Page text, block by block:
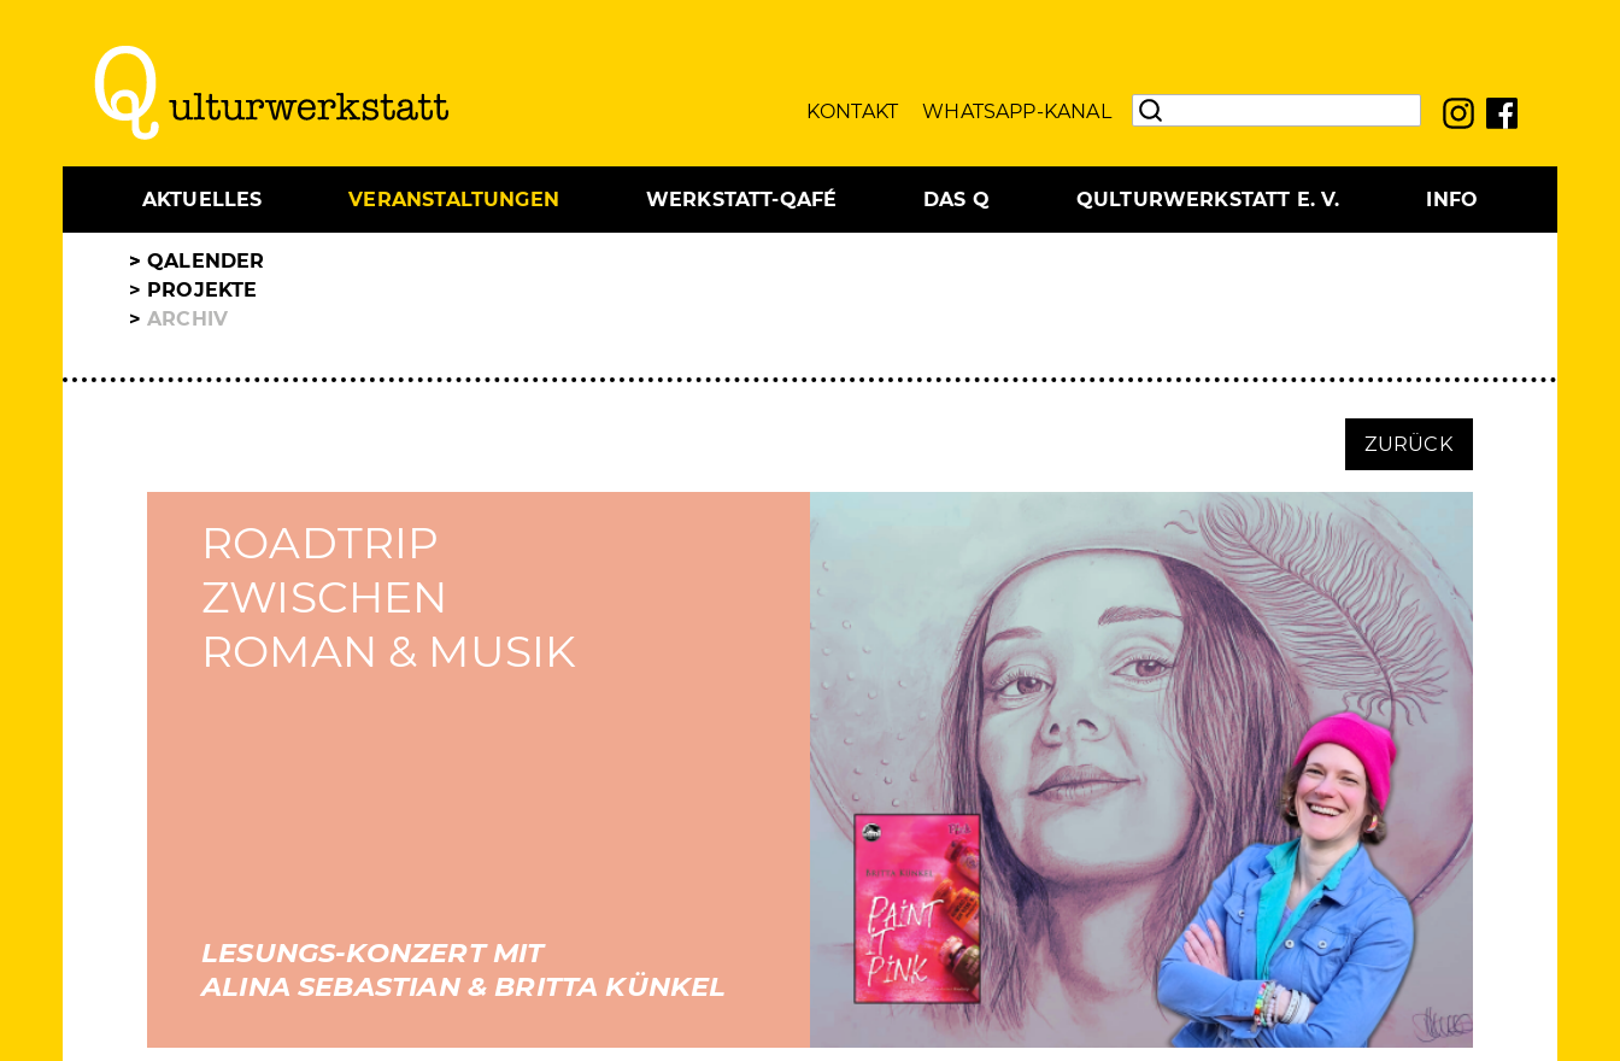
KONTAKT WHATSAPP-KANAL
AKTUELLES VERANSTALTUNGEN WERKSTATT-QAFÉ DAS Q QULTURWERKSTATT E. V. INFO
QALENDER
PROJEKTE
ARCHIV
ZURÜCK
ROADTRIP
ZWISCHEN
ROMAN & MUSIK
LESUNGS-KONZERT MIT
ALINA SEBASTIAN & BRITTA KÜNKEL